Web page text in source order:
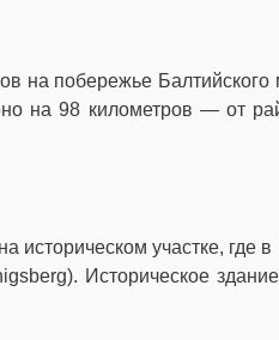
на побережье
на 98 километров — от
историческом участке, где
Историческое